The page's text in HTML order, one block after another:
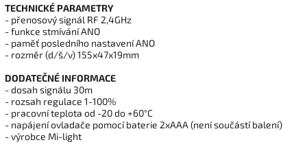
TECHNICKÉ PARAMETRY
- přenosový signál RF 2,4GHz
- funkce stmívání ANO
- paměť posledního nastavení ANO
- rozměr (d/š/v) 155x47x19mm
DODATEČNÉ INFORMACE
- dosah signálu 30m
- rozsah regulace 1-100%
- pracovní teplota od -20 do +60°C
- napájení ovladače pomocí baterie 2xAAA (není součástí balení)
- výrobce Mi-light